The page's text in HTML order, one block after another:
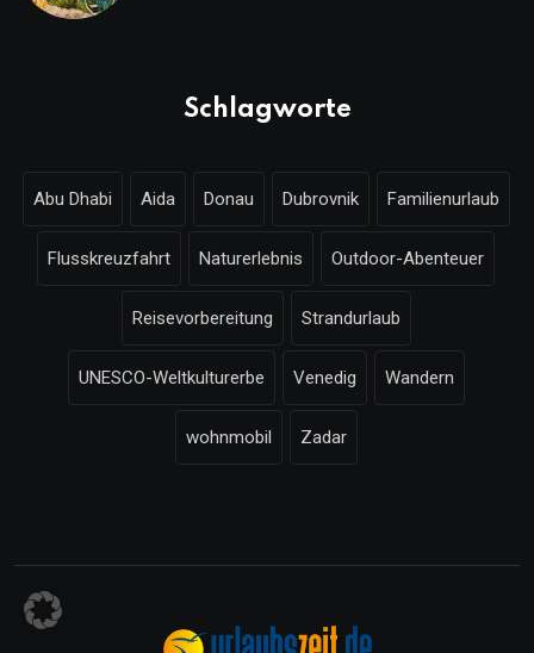
Schlagworte
Abu Dhabi Aida Donau Dubrovnik Familienurlaub
Flusskreuzfahrt Naturerlebnis Outdoor-Abenteuer
Reisevorbereitung Strandurlaub
UNESCO-Weltkulturerbe Venedig Wandern
wohnmobil Zadar